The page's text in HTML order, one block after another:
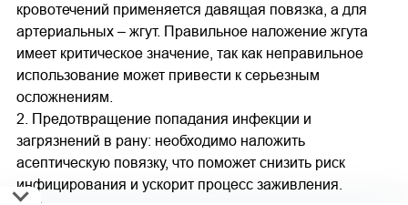
кровотечений применяется давящая повязка, а для
артериальных – жгут. Правильное наложение жгута
имеет критическое значение, так как неправильное
использование может привести к серьезным
осложнениям.
2. Предотвращение попадания инфекции и
загрязнений в рану: необходимо наложить
асептическую повязку, что поможет снизить риск
инфицирования и ускорит процесс заживления.